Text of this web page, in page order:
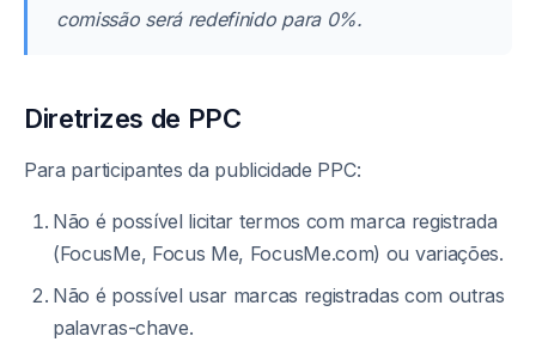
comissão será redefinido para 0%.
Diretrizes de PPC
Para participantes da publicidade PPC:
Não é possível licitar termos com marca registrada
(FocusMe, Focus Me, FocusMe.com) ou variações.
Não é possível usar marcas registradas com outras
palavras-chave.